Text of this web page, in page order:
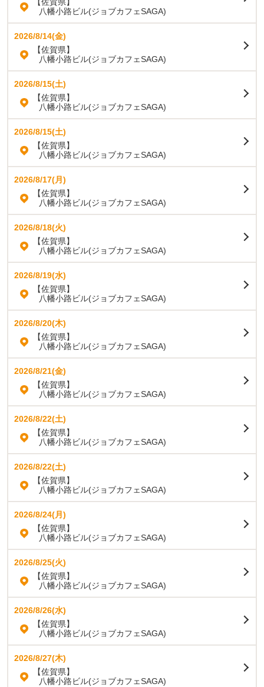
【佐賀県】
八幡小路ビル(ジョブカフェSAGA)
2026/8/14(金)
【佐賀県】
八幡小路ビル(ジョブカフェSAGA)
2026/8/15(土)
【佐賀県】
八幡小路ビル(ジョブカフェSAGA)
2026/8/15(土)
【佐賀県】
八幡小路ビル(ジョブカフェSAGA)
2026/8/17(月)
【佐賀県】
八幡小路ビル(ジョブカフェSAGA)
2026/8/18(火)
【佐賀県】
八幡小路ビル(ジョブカフェSAGA)
2026/8/19(水)
【佐賀県】
八幡小路ビル(ジョブカフェSAGA)
2026/8/20(木)
【佐賀県】
八幡小路ビル(ジョブカフェSAGA)
2026/8/21(金)
【佐賀県】
八幡小路ビル(ジョブカフェSAGA)
2026/8/22(土)
【佐賀県】
八幡小路ビル(ジョブカフェSAGA)
2026/8/22(土)
【佐賀県】
八幡小路ビル(ジョブカフェSAGA)
2026/8/24(月)
【佐賀県】
八幡小路ビル(ジョブカフェSAGA)
2026/8/25(火)
【佐賀県】
八幡小路ビル(ジョブカフェSAGA)
2026/8/26(水)
【佐賀県】
八幡小路ビル(ジョブカフェSAGA)
2026/8/27(木)
【佐賀県】
八幡小路ビル(ジョブカフェSAGA)